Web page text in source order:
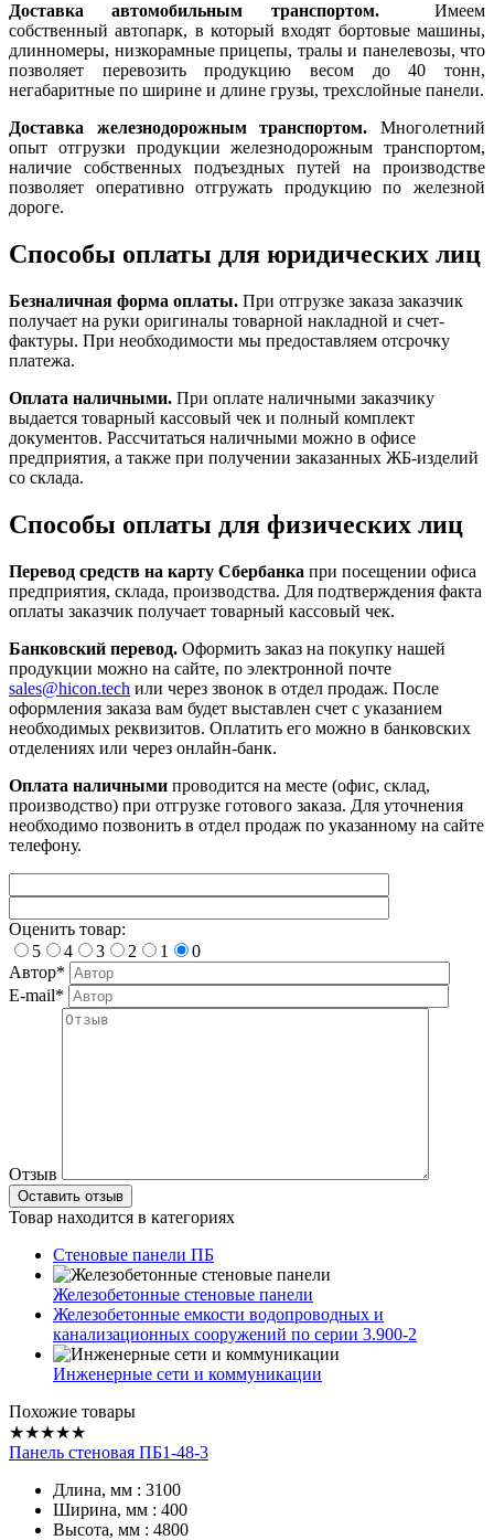
Доставка автомобильным транспортом.Имеем
собственный автопарк, в который входят бортовые машины,
длинномеры, низкорамные прицепы, тралы и панелевозы, что
позволяет перевозить продукцию весом до 40 тонн,
негабаритные по ширине и длине грузы, трехслойные панели.
Доставка железнодорожным транспортом. Многолетний
опыт отгрузки продукции железнодорожным транспортом,
наличие собственных подъездных путей на производстве
позволяет оперативно отгружать продукцию по железной
дороге.
Способы оплаты для юридических лиц
Безналичная форма оплаты. При отгрузке заказа заказчик
получает на руки оригиналы товарной накладной и счет-
фактуры. При необходимости мы предоставляем отсрочку
платежа.
Оплата наличными. При оплате наличными заказчику
выдается товарный кассовый чек и полный комплект
документов. Рассчитаться наличными можно в офисе
предприятия, а также при получении заказанных ЖБ-изделий
со склада.
Способы оплаты для физических лиц
Перевод средств на карту Сбербанка при посещении офиса
предприятия, склада, производства. Для подтверждения факта
оплаты заказчик получает товарный кассовый чек.
Банковский перевод. Оформить заказ на покупку нашей
продукции можно на сайте, по электронной почте
sales@hicon.tech или через звонок в отдел продаж. После
оформления заказа вам будет выставлен счет с указанием
необходимых реквизитов. Оплатить его можно в банковских
отделениях или через онлайн-банк.
Оплата наличными проводится на месте (офис, склад,
производство) при отгрузке готового заказа. Для уточнения
необходимо позвонить в отдел продаж по указанному на сайте
телефону.
Оценить товар:
5
4 3 2 1
0
Автор*
E-mail*
Отзыв
Товар находится в категориях
Стеновые панели ПБ
Железобетонные стеновые панели
Железобетонные емкости водопроводных и
канализационных сооружений по серии 3.900-2
Инженерные сети и коммуникации
Похожие товары
★★★★★
Панель стеновая ПБ1-48-3
Длина, мм : 3100
Ширина, мм : 400
Высота, мм : 4800